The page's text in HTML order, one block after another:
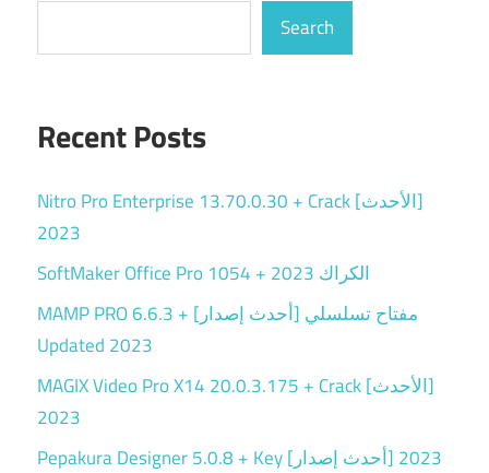
Search
Recent Posts
Nitro Pro Enterprise 13.70.0.30 + Crack [الأحدث]
2023
SoftMaker Office Pro 1054 + الكراك 2023
MAMP PRO 6.6.3 + مفتاح تسلسلي [أحدث إصدار]
Updated 2023
MAGIX Video Pro X14 20.0.3.175 + Crack [الأحدث]
2023
Pepakura Designer 5.0.8 + Key [أحدث إصدار] 2023